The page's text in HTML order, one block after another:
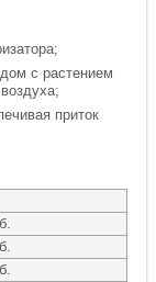
с растением
приток